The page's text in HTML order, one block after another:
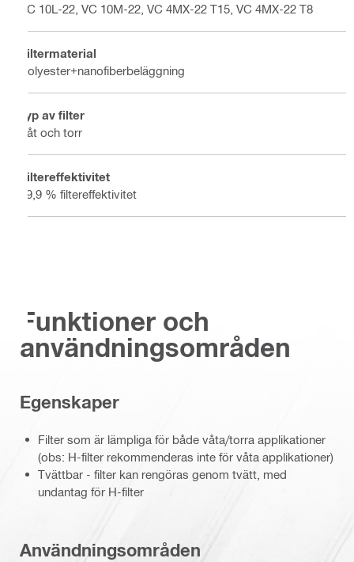
VC 10L-22, VC 10M-22, VC 4MX-22 T15, VC 4MX-22 T8
Filtermaterial
Polyester+nanofiberbeläggning
Typ av filter
Våt och torr
Filtereffektivitet
99,9 % filtereffektivitet
Funktioner och
användningsområden
Egenskaper
Filter som är lämpliga för både våta/torra applikationer
(obs: H-filter rekommenderas inte för våta applikationer)
Tvättbar - filter kan rengöras genom tvätt, med
undantag för H-filter
Användningsområden